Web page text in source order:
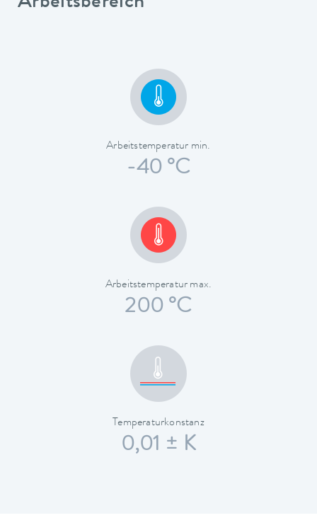
Arbeitstemperatur min.
-40 °C
Arbeitstemperatur max.
200 °C
Temperaturkonstanz
0,01 ± K